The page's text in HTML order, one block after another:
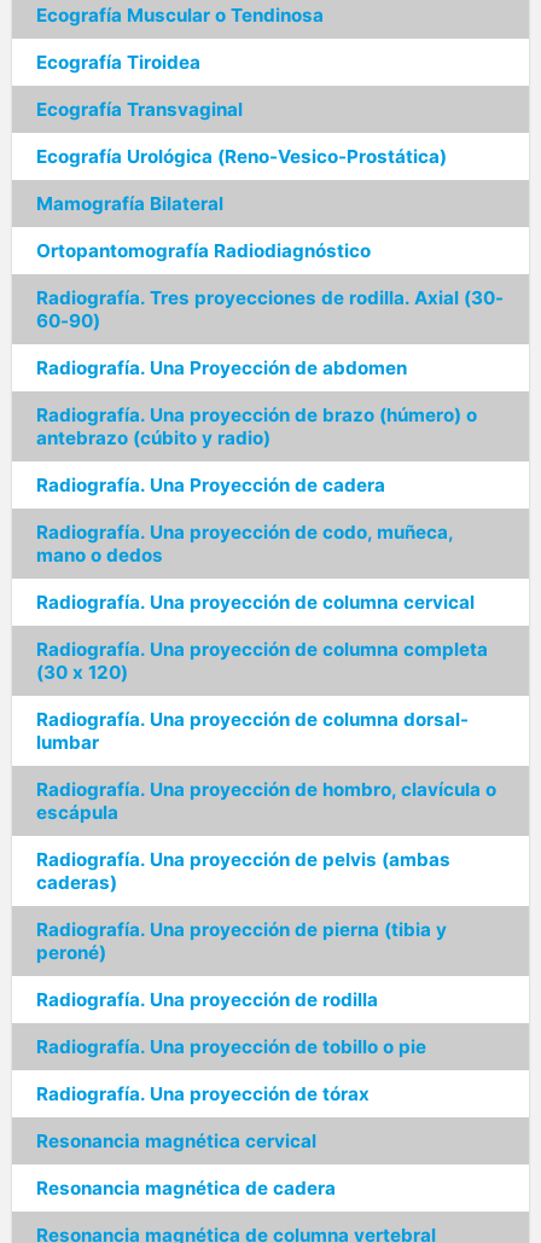
Ecografía Muscular o Tendinosa
Ecografía Tiroidea
Ecografía Transvaginal
Ecografía Urológica (Reno-Vesico-Prostática)
Mamografía Bilateral
Ortopantomografía Radiodiagnóstico
Radiografía. Tres proyecciones de rodilla. Axial (30-
60-90)
Radiografía. Una Proyección de abdomen
Radiografía. Una proyección de brazo (húmero) o
antebrazo (cúbito y radio)
Radiografía. Una Proyección de cadera
Radiografía. Una proyección de codo, muñeca,
mano o dedos
Radiografía. Una proyección de columna cervical
Radiografía. Una proyección de columna completa
(30 x 120)
Radiografía. Una proyección de columna dorsal-
lumbar
Radiografía. Una proyección de hombro, clavícula o
escápula
Radiografía. Una proyección de pelvis (ambas
caderas)
Radiografía. Una proyección de pierna (tibia y
peroné)
Radiografía. Una proyección de rodilla
Radiografía. Una proyección de tobillo o pie
Radiografía. Una proyección de tórax
Resonancia magnética cervical
Resonancia magnética de cadera
Resonancia magnética de columna vertebral